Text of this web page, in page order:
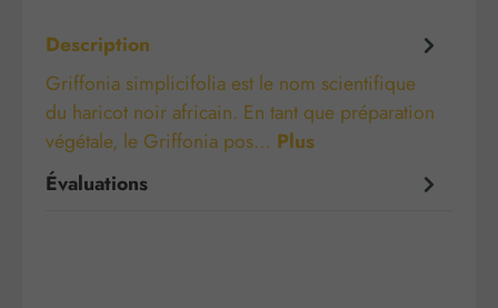
Description
Griffonia simplicifolia est le nom scientifique
du haricot noir africain. En tant que préparation
végétale, le Griffonia pos… Plus
Évaluations